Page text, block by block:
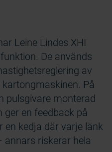
Leine Lindes XHI
De används
av
På
pulsgivare monterad
en feedback på
en kedja där varje länk
riskerar hela